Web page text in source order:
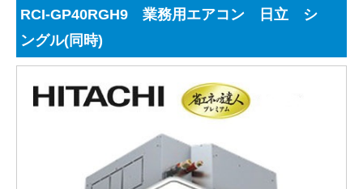
RCI-GP40RGH9 業務用エアコン 日立 シ
ングル(同時)